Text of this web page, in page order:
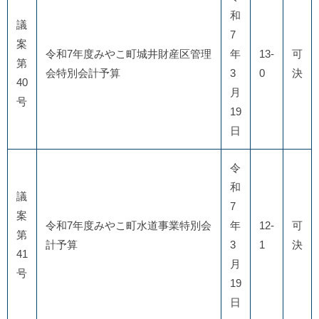
議
案
第
40
号
令和7年度みやこ町城井財産区管理
会特別会計予算
和
7
年
3
月
19
日
13-
0
可
決
議
案
第
41
号
令和7年度みやこ町水道事業特別会
計予算
令
和
7
年
3
月
19
日
12-
1
可
決